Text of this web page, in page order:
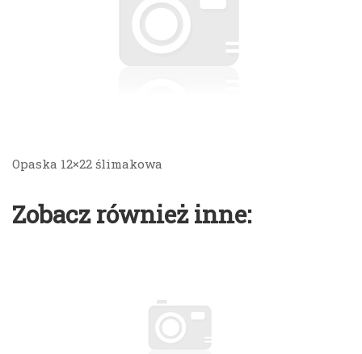
Opaska 12×22 ślimakowa
Zobacz również inne: